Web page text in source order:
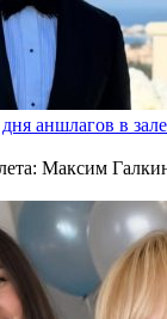
аншлагов в
Максим